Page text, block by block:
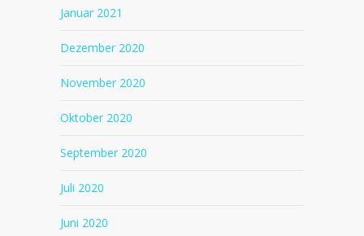
Januar 2021
Dezember 2020
November 2020
Oktober 2020
September 2020
Juli 2020
Juni 2020